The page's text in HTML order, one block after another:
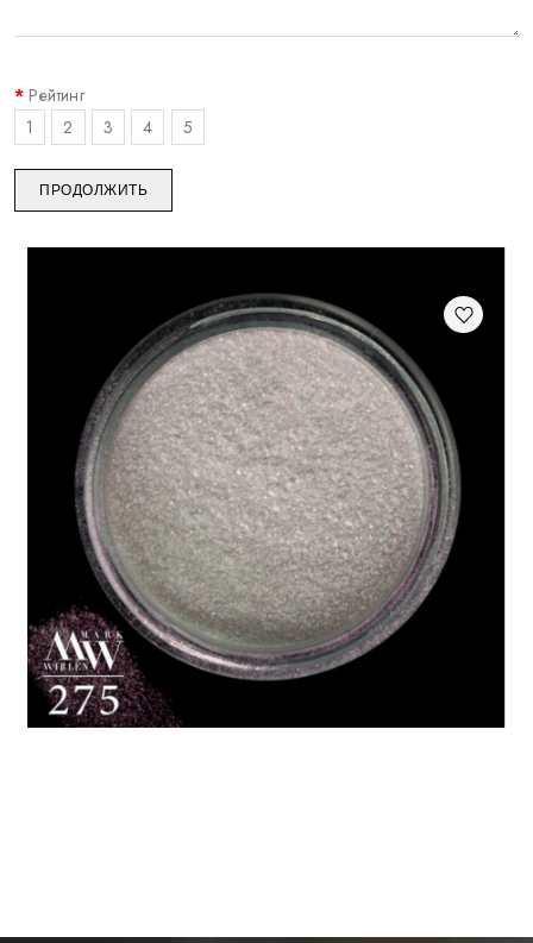
Рейтинг
1
2 3 4 5
ПРОДОЛЖИТЬ